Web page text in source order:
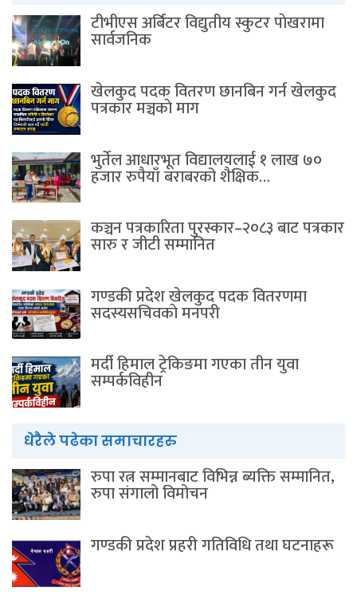
टीभीएस अर्बिटर विद्युतीय स्कुटर पाेखरामा
सार्वजनिक
खेलकुद पदक वितरण छानबिन गर्न खेलकुद
पत्रकार मञ्चकाे माग
भुर्तेल आधारभूत विद्यालयलाई १ लाख ७०
हजार रुपैयाँ बराबरको शैक्षिक…
कञ्चन पत्रकारिता पुरस्कार–२०८३ बाट पत्रकार
सारु र जीटी सम्मानित
गण्डकी प्रदेश खेलकुद पदक वितरणमा
सदस्यसचिवकाे मनपरी
मर्दी हिमाल ट्रेकिङमा गएका तीन युवा
सम्पर्कविहीन
धेरैले पढेका समाचारहरु
रुपा रत्न सम्मानबाट विभिन्न ब्यक्ति सम्मानित,
रुपा संगालो विमोचन
गण्डकी प्रदेश प्रहरी गतिविधि तथा घटनाहरू